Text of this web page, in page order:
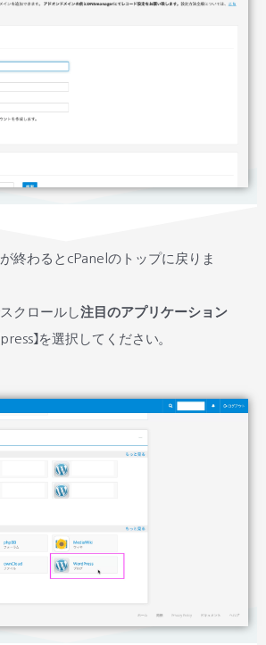
終わるとcPanelのトップに戻りま
クロールし 注目のアプリケーション
】を選択してください。